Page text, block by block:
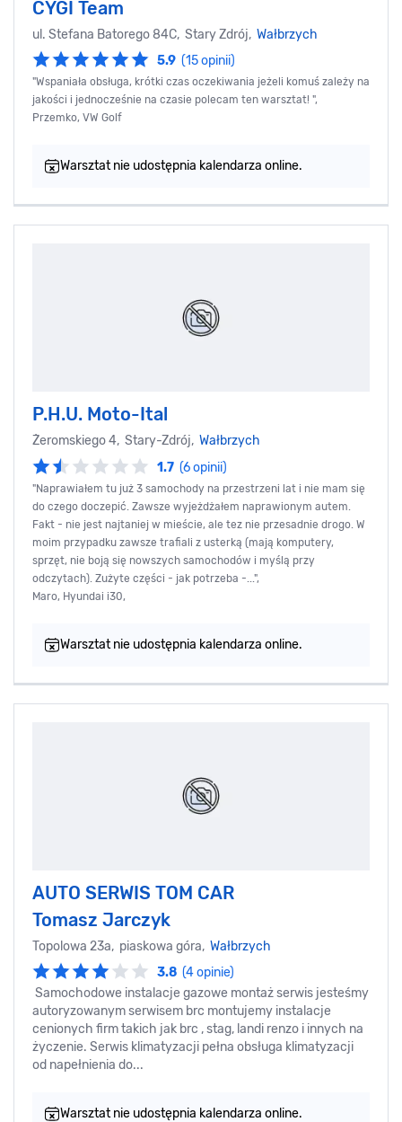
CYGI Team
ul. Stefana Batorego 84C, Stary Zdrój, Wałbrzych
5.9 (15 opinii)
"Wspaniała obsługa, krótki czas oczekiwania jeżeli komuś zależy na
jakości i jednocześnie na czasie polecam ten warsztat! ",
Przemko, VW Golf
Warsztat nie udostępnia kalendarza online.
P.H.U. Moto-Ital
Żeromskiego 4, Stary-Zdrój, Wałbrzych
1.7 (6 opinii)
"Naprawiałem tu już 3 samochody na przestrzeni lat i nie mam się
do czego doczepić. Zawsze wyjeżdżałem naprawionym autem.
Fakt - nie jest najtaniej w mieście, ale tez nie przesadnie drogo. W
moim przypadku zawsze trafiali z usterką (mają komputery,
sprzęt, nie boją się nowszych samochodów i myślą przy
odczytach). Zużyte części - jak potrzeba -...",
Maro, Hyundai i30,
Warsztat nie udostępnia kalendarza online.
AUTO SERWIS TOM CAR
Tomasz Jarczyk
Topolowa 23a, piaskowa góra, Wałbrzych
3.8 (4 opinie)
Samochodowe instalacje gazowe montaż serwis jesteśmy
autoryzowanym serwisem brc montujemy instalacje
cenionych firm takich jak brc , stag, landi renzo i innych na
życzenie. Serwis klimatyzacji pełna obsługa klimatyzacji
od napełnienia do...
Warsztat nie udostępnia kalendarza online.